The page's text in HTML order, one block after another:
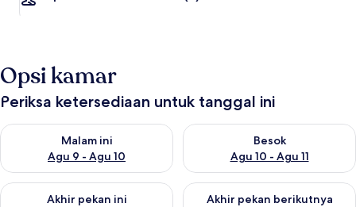
Opsi kamar
Periksa ketersediaan untuk tanggal ini
Malam ini
Agu 9 - Agu 10
Periksa ketersediaan untuk malam ini Agu 9 - Agu 10
Besok
Agu 10 - Agu 11
Periksa ketersediaan untuk
Akhir pekan ini
Periksa ketersediaan untuk akhir pekan ini Agu 14 - Agu 16
Akhir pekan berikutnya
Periksa ketersediaan untuk